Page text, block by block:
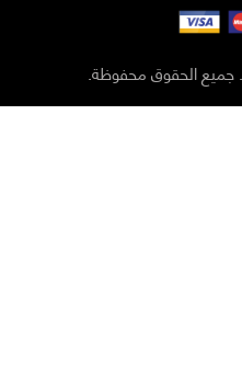
الحقوق محفوظة.